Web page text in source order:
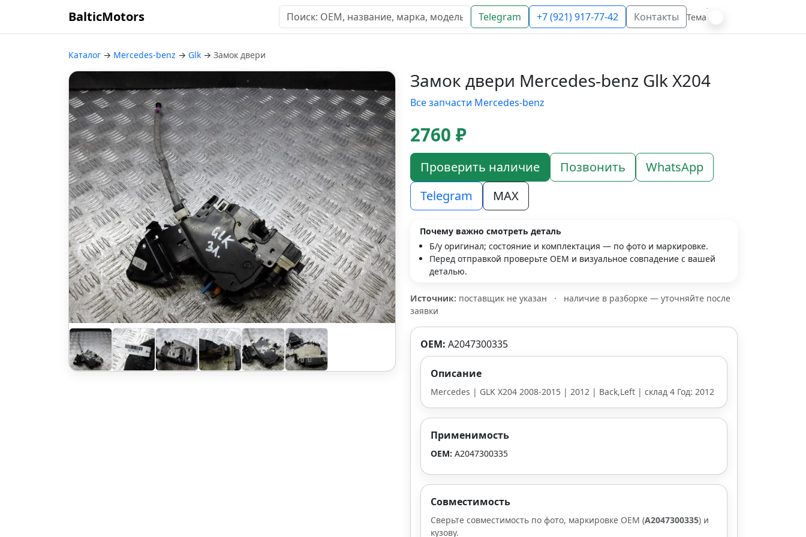
BalticMotors Telegram +7 (921) 917-77-42 Контакты Тема
Каталог → Mercedes-benz → Glk → Замок двери
Замок двери Mercedes-benz Glk X204
Все запчасти Mercedes-benz
2760 ₽
Проверить наличие Позвонить
WhatsApp
Telegram
MAX
Почему важно смотреть деталь
Б/у оригинал; состояние и комплектация — по фото и маркировке.
Перед отправкой проверьте OEM и визуальное совпадение с вашей
деталью.
Источник: поставщик не указан ·
наличие в разборке — уточняйте после
заявки
OEM: A2047300335
Описание
Mercedes | GLK X204 2008-2015 | 2012 | Back,Left | склад 4 Год: 2012
Применимость
OEM: A2047300335
Совместимость
Сверьте совместимость по фото, маркировке OEM (A2047300335) и
кузову.